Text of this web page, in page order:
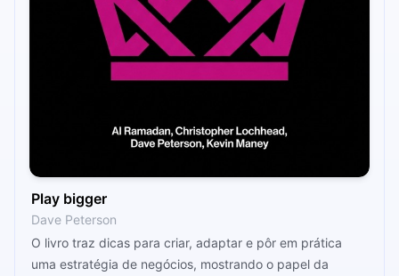
Play bigger
Dave Peterson
O livro traz dicas para criar, adaptar e pôr em prática
uma estratégia de negócios, mostrando o papel da